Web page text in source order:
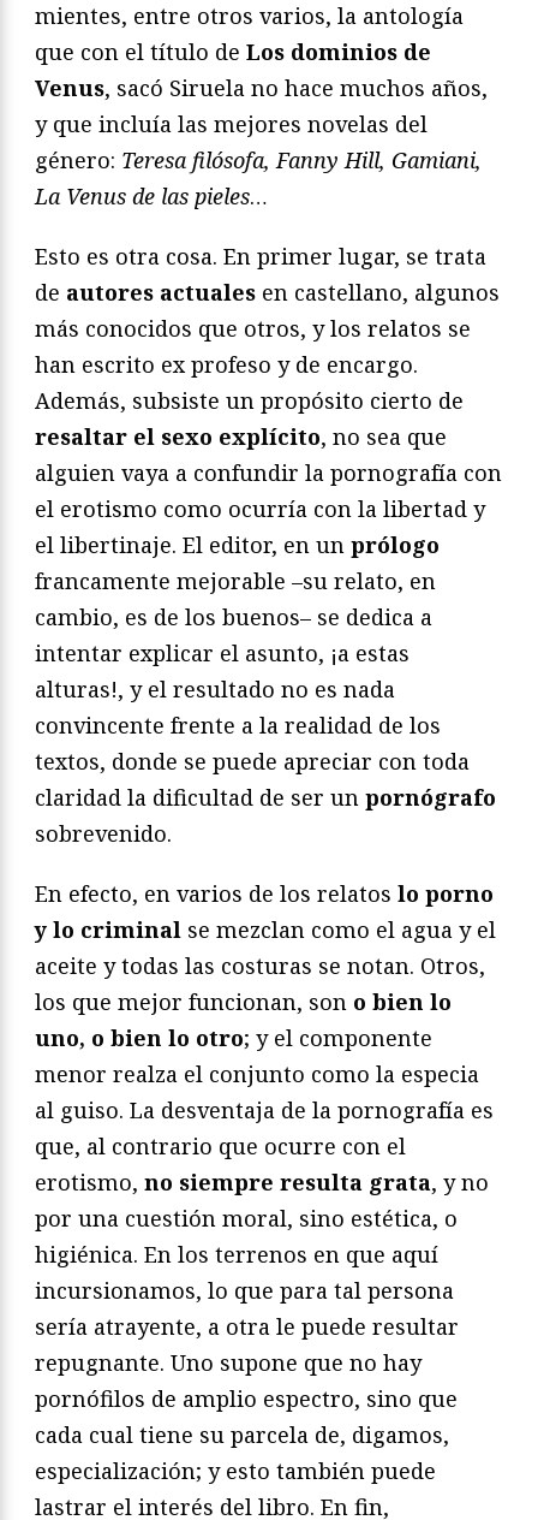
mientes, entre otros varios, la antología
que con el título de Los dominios de
Venus, sacó Siruela no hace muchos años,
y que incluía las mejores novelas del
género: Teresa filósofa, Fanny Hill, Gamiani,
La Venus de las pieles…
Esto es otra cosa. En primer lugar, se trata
de autores actuales en castellano, algunos
más conocidos que otros, y los relatos se
han escrito ex profeso y de encargo.
Además, subsiste un propósito cierto de
resaltar el sexo explícito, no sea que
alguien vaya a confundir la pornografía con
el erotismo como ocurría con la libertad y
el libertinaje. El editor, en un prólogo
francamente mejorable –su relato, en
cambio, es de los buenos– se dedica a
intentar explicar el asunto, ¡a estas
alturas!, y el resultado no es nada
convincente frente a la realidad de los
textos, donde se puede apreciar con toda
claridad la dificultad de ser un pornógrafo
sobrevenido.
En efecto, en varios de los relatos lo porno
y lo criminal se mezclan como el agua y el
aceite y todas las costuras se notan. Otros,
los que mejor funcionan, son o bien lo
uno, o bien lo otro; y el componente
menor realza el conjunto como la especia
al guiso. La desventaja de la pornografía es
que, al contrario que ocurre con el
erotismo, no siempre resulta grata, y no
por una cuestión moral, sino estética, o
higiénica. En los terrenos en que aquí
incursionamos, lo que para tal persona
sería atrayente, a otra le puede resultar
repugnante. Uno supone que no hay
pornófilos de amplio espectro, sino que
cada cual tiene su parcela de, digamos,
especialización; y esto también puede
lastrar el interés del libro. En fin,